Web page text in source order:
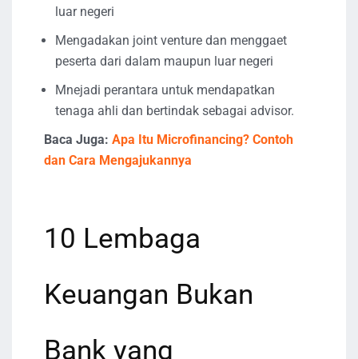
luar negeri
Mengadakan joint venture dan menggaet
peserta dari dalam maupun luar negeri
Mnejadi perantara untuk mendapatkan
tenaga ahli dan bertindak sebagai advisor.
Baca Juga: Apa Itu Microfinancing? Contoh
dan Cara Mengajukannya
10 Lembaga
Keuangan Bukan
Bank yang